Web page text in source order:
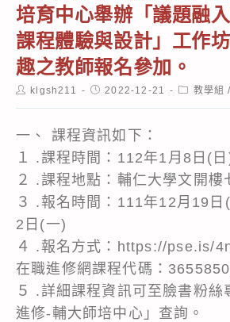
培育中心舉辦「議題融
課程體驗與設計」工作
趣之教師報名參加。
Postklgsh211
Post2022-12-21
Post教學組 /
一、 課程資訊如下：
１ .課程時間：112年1月8日(
２ .課程地點：輔仁大學文開樓
３ .報名時間：111年12月19日
2日(一)
４ .報名方式：https://pse.is/
在職進修網課程代碼：
５ .詳細課程資訊可至臉書粉絲
進修-輔大師培中心」查詢。